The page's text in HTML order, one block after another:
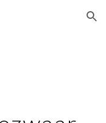
Skip to navigation